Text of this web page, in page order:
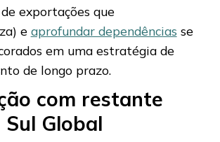
exportações que
e aprofundar dependências se
em uma estratégia de
de longo prazo.
com restante
Global